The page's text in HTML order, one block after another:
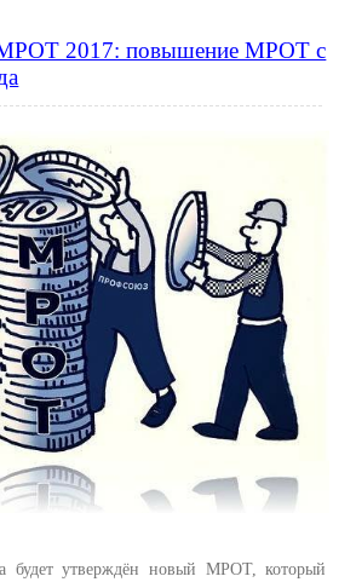
2017: повышение МРОТ с
будет утверждён новый МРОТ, который